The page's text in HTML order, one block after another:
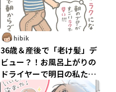
hibik
36歳＆産後で「老け髪」デ
ビュー？！お風呂上がりの
ドライヤーで明日の私ため
にできること